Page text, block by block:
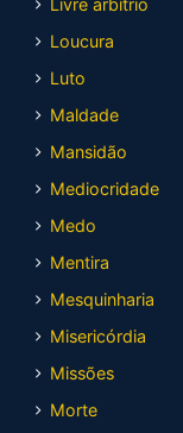
Loucura
Luto
Maldade
Mansidão
Mediocridade
Medo
Mentira
Mesquinharia
Misericórdia
Missões
Morte